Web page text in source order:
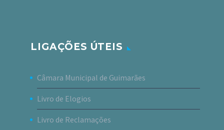
LIGAÇÕES ÚTEIS
Câmara Municipal de Guimarães
Livro de Elogios
Livro de Reclamações